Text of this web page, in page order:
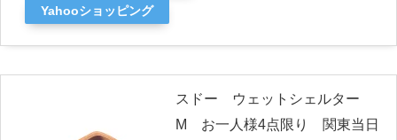
Yahooショッピング
スドー ウェットシェルター
M お一人様4点限り 関東当日